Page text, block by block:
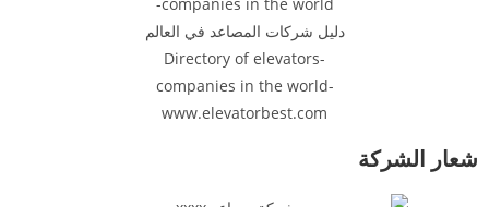
شعار الشركة